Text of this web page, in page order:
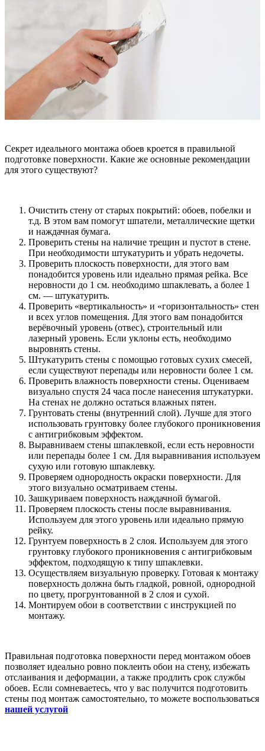
Секрет идеального монтажа обоев кроется в правильной
подготовке поверхности. Какие же основные рекомендации
для этого существуют?
Очистить стену от старых покрытий: обоев, побелки и
т.д. В этом вам помогут шпатели, металлические щетки
и наждачная бумага.
Проверить стены на наличие трещин и пустот в стене.
При необходимости штукатурить и убрать недочеты.
Проверить плоскость поверхности, для этого вам
понадобится уровень или идеально прямая рейка. Все
неровности до 1 см. необходимо шпаклевать, а более 1
см. — штукатурить.
Проверить «вертикальность» и «горизонтальность» стен
и всех углов помещения. Для этого вам понадобится
верёвочный уровень (отвес), строительный или
лазерный уровень. Если уклоны есть, необходимо
выровнять стены.
Штукатурить стены с помощью готовых сухих смесей,
если существуют перепады или неровности более 1 см.
Проверить влажность поверхности стены. Оцениваем
визуально спустя 24 часа после нанесения штукатурки.
На стенах не должно остаться влажных пятен.
Грунтовать стены (внутренний слой). Лучше для этого
использовать грунтовку более глубокого проникновения
с антигрибковым эффектом.
Выравниваем стены шпаклевкой, если есть неровности
или перепады более 1 см. Для выравнивания используем
сухую или готовую шпаклевку.
Проверяем однородность окраски поверхности. Для
этого визуально осматриваем стены.
Зашкуриваем поверхность наждачной бумагой.
Проверяем плоскость стены после выравнивания.
Используем для этого уровень или идеально прямую
рейку.
Грунтуем поверхность в 2 слоя. Используем для этого
грунтовку глубокого проникновения с антигрибковым
эффектом, подходящую к типу шпаклевки.
Осуществляем визуальную проверку. Готовая к монтажу
поверхность должна быть гладкой, ровной, однородной
по цвету, прогрунтованной в 2 слоя и сухой.
Монтируем обои в соответствии с инструкцией по
монтажу.
Правильная подготовка поверхности перед монтажом обоев
позволяет идеально ровно поклеить обои на стену, избежать
отслаивания и деформации, а также продлить срок службы
обоев. Если сомневаетесь, что у вас получится подготовить
стены под монтаж самостоятельно, то можете воспользоваться
нашей услугой